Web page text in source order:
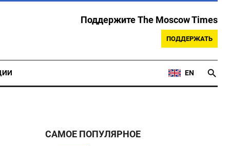
Поддержите The Moscow Times
ПОДДЕРЖАТЬ
EN
САМОЕ ПОПУЛЯРНОЕ